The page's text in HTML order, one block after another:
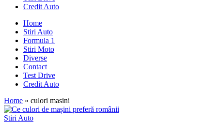
Credit Auto
Home
Stiri Auto
Formula 1
Stiri Moto
Diverse
Contact
Test Drive
Credit Auto
Home » culori masini
Posted
Stiri Auto